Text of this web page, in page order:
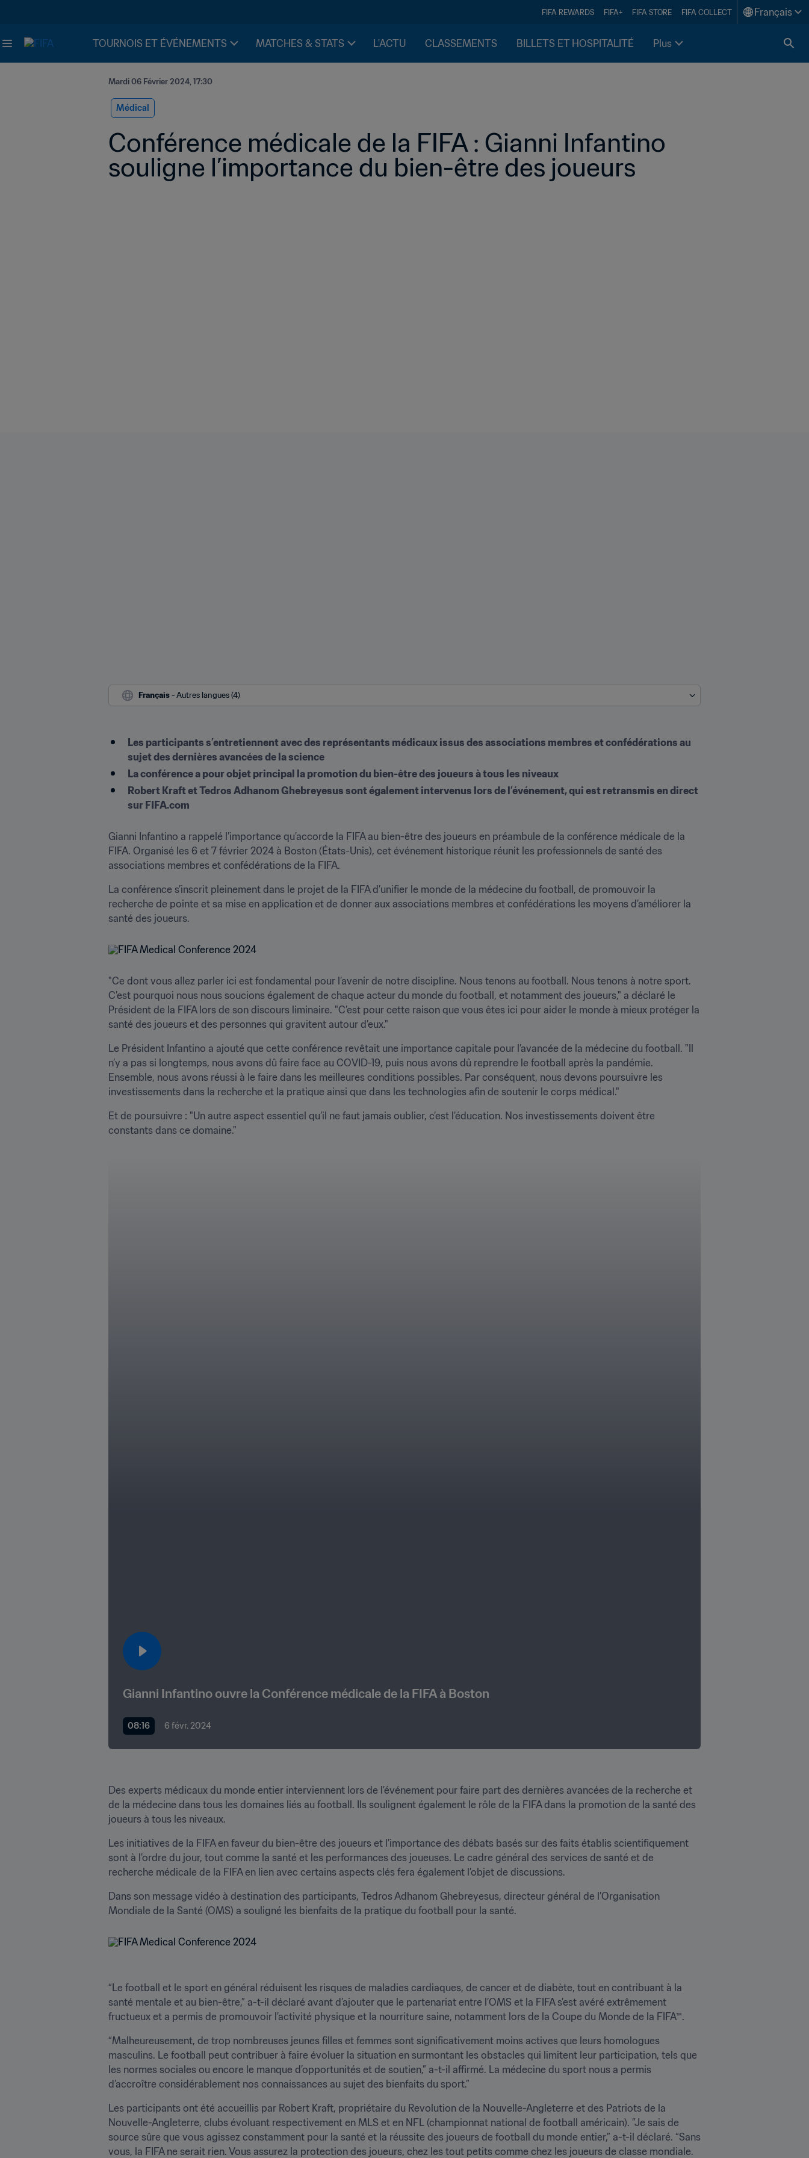
FIFA REWARDS FIFA+ FIFA STORE FIFA COLLECT Français
TOURNOIS ET ÉVÉNEMENTS MATCHES & STATS L'ACTU CLASSEMENTS BILLETS ET HOSPITALITÉ Plus
Mardi 06 Février 2024, 17:30
Médical
Conférence médicale de la FIFA : Gianni Infantino
souligne l’importance du bien-être des joueurs
Français - Autres langues (4)
Les participants s’entretiennent avec des représentants médicaux issus des associations membres et confédérations au
sujet des dernières avancées de la science
La conférence a pour objet principal la promotion du bien-être des joueurs à tous les niveaux
Robert Kraft et Tedros Adhanom Ghebreyesus sont également intervenus lors de l’événement, qui est retransmis en direct
sur FIFA.com
Gianni Infantino a rappelé l’importance qu’accorde la FIFA au bien-être des joueurs en préambule de la conférence médicale de la
FIFA. Organisé les 6 et 7 février 2024 à Boston (États-Unis), cet événement historique réunit les professionnels de santé des
associations membres et confédérations de la FIFA.
La conférence s’inscrit pleinement dans le projet de la FIFA d’unifier le monde de la médecine du football, de promouvoir la
recherche de pointe et sa mise en application et de donner aux associations membres et confédérations les moyens d’améliorer la
santé des joueurs.
"Ce dont vous allez parler ici est fondamental pour l’avenir de notre discipline. Nous tenons au football. Nous tenons à notre sport.
C’est pourquoi nous nous soucions également de chaque acteur du monde du football, et notamment des joueurs," a déclaré le
Président de la FIFA lors de son discours liminaire. "C’est pour cette raison que vous êtes ici pour aider le monde à mieux protéger la
santé des joueurs et des personnes qui gravitent autour d’eux."
Le Président Infantino a ajouté que cette conférence revêtait une importance capitale pour l’avancée de la médecine du football. "Il
n’y a pas si longtemps, nous avons dû faire face au COVID-19, puis nous avons dû reprendre le football après la pandémie.
Ensemble, nous avons réussi à le faire dans les meilleures conditions possibles. Par conséquent, nous devons poursuivre les
investissements dans la recherche et la pratique ainsi que dans les technologies afin de soutenir le corps médical."
Et de poursuivre : "Un autre aspect essentiel qu’il ne faut jamais oublier, c’est l’éducation. Nos investissements doivent être
constants dans ce domaine."
Gianni Infantino ouvre la Conférence médicale de la FIFA à Boston
08:16 6 févr. 2024
Des experts médicaux du monde entier interviennent lors de l’événement pour faire part des dernières avancées de la recherche et
de la médecine dans tous les domaines liés au football. Ils soulignent également le rôle de la FIFA dans la promotion de la santé des
joueurs à tous les niveaux.
Les initiatives de la FIFA en faveur du bien-être des joueurs et l’importance des débats basés sur des faits établis scientifiquement
sont à l’ordre du jour, tout comme la santé et les performances des joueuses. Le cadre général des services de santé et de
recherche médicale de la FIFA en lien avec certains aspects clés fera également l’objet de discussions.
Dans son message vidéo à destination des participants, Tedros Adhanom Ghebreyesus, directeur général de l’Organisation
Mondiale de la Santé (OMS) a souligné les bienfaits de la pratique du football pour la santé.
“Le football et le sport en général réduisent les risques de maladies cardiaques, de cancer et de diabète, tout en contribuant à la
santé mentale et au bien-être,” a-t-il déclaré avant d’ajouter que le partenariat entre l’OMS et la FIFA s’est avéré extrêmement
fructueux et a permis de promouvoir l’activité physique et la nourriture saine, notamment lors de la Coupe du Monde de la FIFA™.
“Malheureusement, de trop nombreuses jeunes filles et femmes sont significativement moins actives que leurs homologues
masculins. Le football peut contribuer à faire évoluer la situation en surmontant les obstacles qui limitent leur participation, tels que
les normes sociales ou encore le manque d’opportunités et de soutien,” a-t-il affirmé. La médecine du sport nous a permis
d’accroître considérablement nos connaissances au sujet des bienfaits du sport.”
Les participants ont été accueillis par Robert Kraft, propriétaire du Revolution de la Nouvelle-Angleterre et des Patriots de la
Nouvelle-Angleterre, clubs évoluant respectivement en MLS et en NFL (championnat national de football américain). ”Je sais de
source sûre que vous agissez constamment pour la santé et la réussite des joueurs de football du monde entier,” a-t-il déclaré. “Sans
vous, la FIFA ne serait rien. Vous assurez la protection des joueurs, chez les tout petits comme chez les joueurs de classe mondiale.